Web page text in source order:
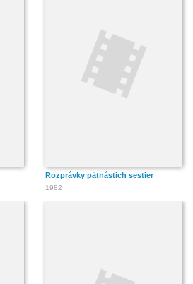
Rozprávky pätnástich sestier
1982